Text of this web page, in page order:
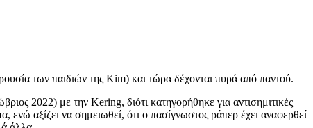
των παιδιών της Kim) και τώρα δέχονται πυρά από παντού.
2022) με την Kering, διότι κατηγορήθηκε για αντισημιτικές
ενώ αξίζει να σημειωθεί, ότι ο πασίγνωστος ράπερ έχει αναφερθεί